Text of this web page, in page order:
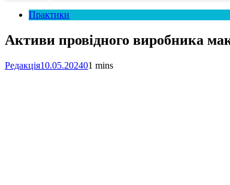
Практики
Активи провідного виробника
Редакція10.05.202401 mins